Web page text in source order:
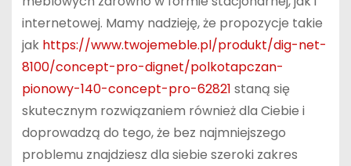
internetowej. Mamy nadzieję, że propozycje takie
jak https://www.twojemeble.pl/produkt/dig-net-
8100/concept-pro-dignet/polkotapczan-
pionowy-140-concept-pro-62821 staną się
skutecznym rozwiązaniem również dla Ciebie i
doprowadzą do tego, że bez najmniejszego
problemu znajdziesz dla siebie szeroki zakres